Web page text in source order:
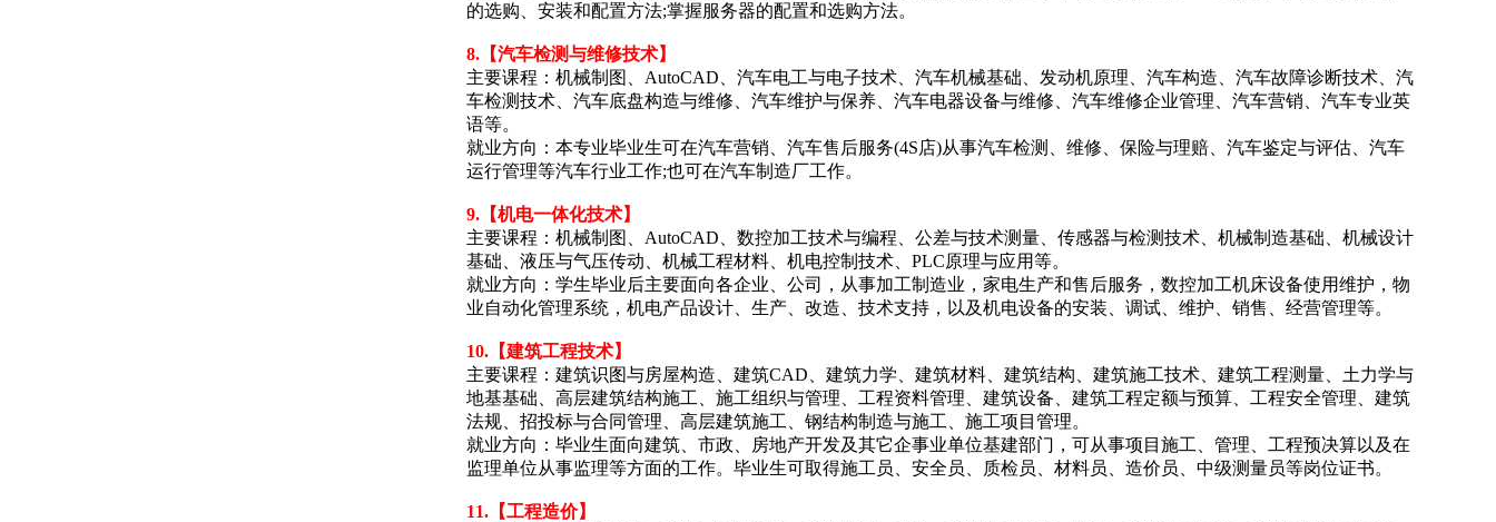
的选购、安装和配置方法;掌握服务器的配置和选购方法。
8.【汽车检测与维修技术】
主要课程：机械制图、AutoCAD、汽车电工与电子技术、汽车机械基础、发动机原理、汽车构造、汽车故障诊断技术、汽
车检测技术、汽车底盘构造与维修、汽车维护与保养、汽车电器设备与维修、汽车维修企业管理、汽车营销、汽车专业英
语等。
就业方向：本专业毕业生可在汽车营销、汽车售后服务(4S店)从事汽车检测、维修、保险与理赔、汽车鉴定与评估、汽车
运行管理等汽车行业工作;也可在汽车制造厂工作。
9.【机电一体化技术】
主要课程：机械制图、AutoCAD、数控加工技术与编程、公差与技术测量、传感器与检测技术、机械制造基础、机械设计
基础、液压与气压传动、机械工程材料、机电控制技术、PLC原理与应用等。
就业方向：学生毕业后主要面向各企业、公司，从事加工制造业，家电生产和售后服务，数控加工机床设备使用维护，物
业自动化管理系统，机电产品设计、生产、改造、技术支持，以及机电设备的安装、调试、维护、销售、经营管理等。
10.【建筑工程技术】
主要课程：建筑识图与房屋构造、建筑CAD、建筑力学、建筑材料、建筑结构、建筑施工技术、建筑工程测量、土力学与
地基基础、高层建筑结构施工、施工组织与管理、工程资料管理、建筑设备、建筑工程定额与预算、工程安全管理、建筑
法规、招投标与合同管理、高层建筑施工、钢结构制造与施工、施工项目管理。
就业方向：毕业生面向建筑、市政、房地产开发及其它企事业单位基建部门，可从事项目施工、管理、工程预决算以及在
监理单位从事监理等方面的工作。毕业生可取得施工员、安全员、质检员、材料员、造价员、中级测量员等岗位证书。
11.【工程造价】